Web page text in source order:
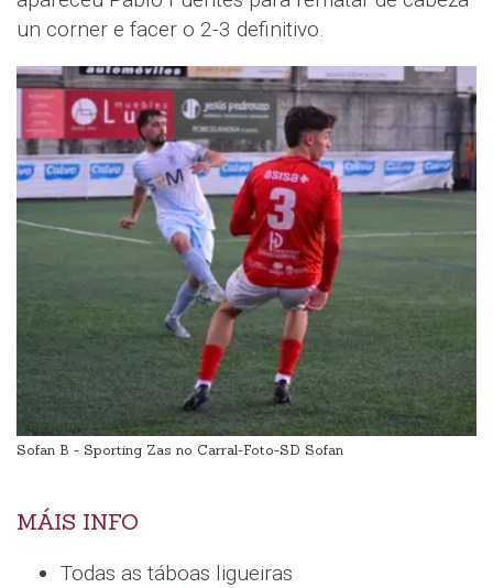
un corner e facer o 2-3 definitivo.
Sofan B - Sporting Zas no Carral-Foto-SD Sofan
MÁIS INFO
Todas as táboas ligueiras